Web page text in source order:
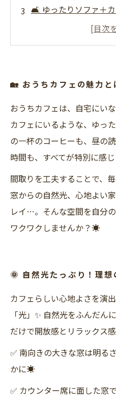
🛋 ゆったりソファ＋
📐 限られたスペース
🌟 最後に…
🏡 おうちカフェの魅力と
おうちカフェは、自宅にい
カフェにいるような、ゆっ
の一杯のコーヒーも、昼の
時間も、すべてが特別に感
間取りを工夫することで、
窓からの自然光、心地よい
レイ…。そんな空間を自分
ワクワクしませんか？☀️
🌞 自然光たっぷり！理想
カフェらしい心地よさを演
「光」✨ 自然光をふんだ
だけで開放感とリラックス感
✅ 南向きの大きな窓は明る
かに☀️
✅ カウンター席に面した窓